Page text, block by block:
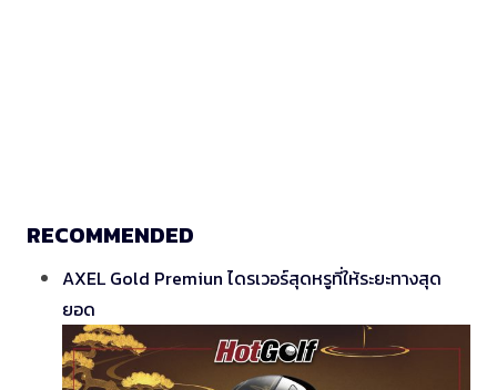
RECOMMENDED
AXEL Gold Premiun ไดรเวอร์สุดหรูที่ให้ระยะทางสุด
ยอด